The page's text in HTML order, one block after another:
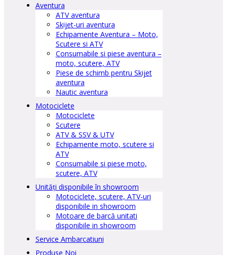
Aventura
ATV aventura
Skijet-uri aventura
Echipamente Aventura – Moto,
Scutere si ATV
Consumabile si piese aventura –
moto, scutere, ATV
Piese de schimb pentru Skijet
aventura
Nautic aventura
Motociclete
Motociclete
Scutere
ATV & SSV & UTV
Echipamente moto, scutere si
ATV
Consumabile si piese moto,
scutere, ATV
Unități disponibile în showroom
Motociclete, scutere, ATV-uri
disponibile in showroom
Motoare de barcă unitati
disponibile in showroom
Service Ambarcatiuni
Produse Noi